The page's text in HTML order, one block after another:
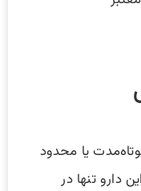
یا محدود
تنها در